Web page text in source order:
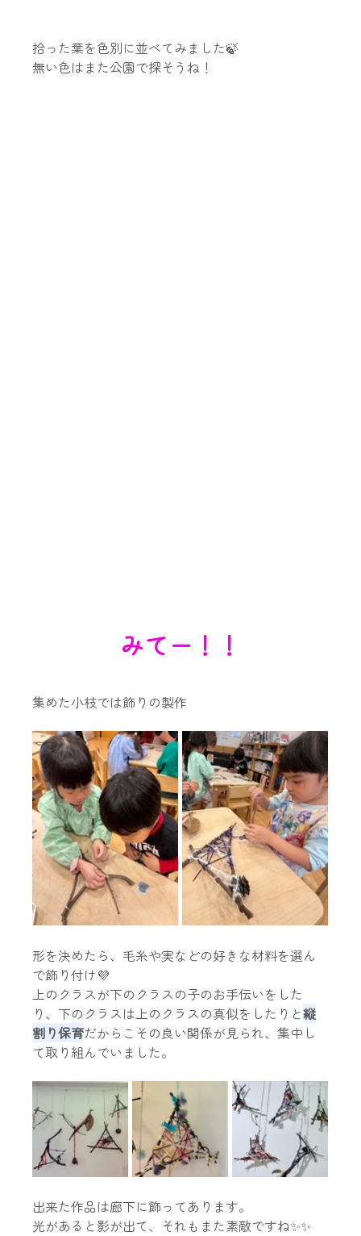
拾った葉を色別に並べてみました🍃
無い色はまた公園で探そうね！
みてー！！
集めた小枝では飾りの製作
形を決めたら、毛糸や実などの好きな材料を選ん
で飾り付け💜
上のクラスが下のクラスの子のお手伝いをした
り、下のクラスは上のクラスの真似をしたりと縦
割り保育だからこその良い関係が見られ、集中し
て取り組んでいました。
出来た作品は廊下に飾ってあります。
光があると影が出て、それもまた素敵ですね✨✨